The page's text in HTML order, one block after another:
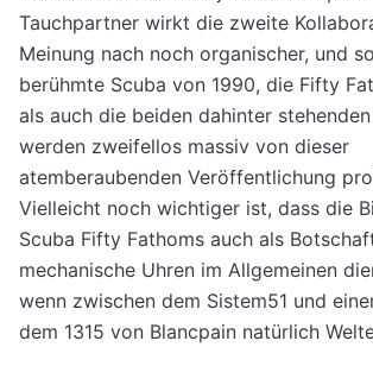
Tauchpartner wirkt die zweite
Meinung nach noch organischer, und
berühmte Scuba von 1990, die Fifty
als auch die beiden dahinter
werden zweifellos massiv von dieser
atemberaubenden Veröffentlichung
Vielleicht noch wichtiger ist, dass die
Scuba Fifty Fathoms auch als
mechanische Uhren im Allgemeinen
wenn zwischen dem Sistem51 und
dem 1315 von Blancpain natürlich